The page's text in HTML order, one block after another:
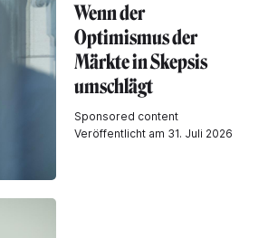
Wenn der
Optimismus der
Märkte in Skepsis
umschlägt
Sponsored content
Veröffentlicht am 31. Juli 2026